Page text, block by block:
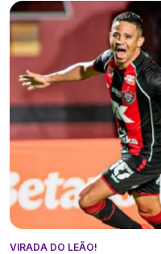
VIRADA DO LEÃO!